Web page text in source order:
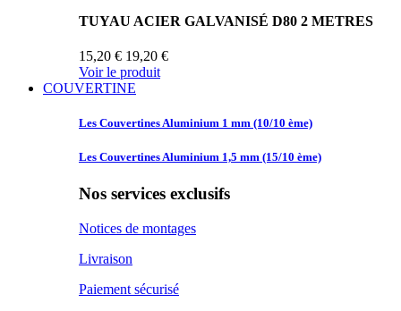
TUYAU ACIER GALVANISÉ D80 2 METRES
15,20 € 19,20 €
Voir le produit
COUVERTINE
Les CouvertinesAluminium 1 mm (10/10 ème)
Les CouvertinesAluminium 1,5 mm (15/10 ème)
Nos services exclusifs
Notices de montages
Livraison
Paiement sécurisé